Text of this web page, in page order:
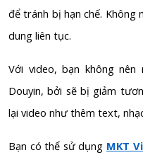
để tránh bị hạn chế. Không
dung liên tục.
Với video, bạn không
Douyin, bởi sẽ bị giảm
lại video như thêm text,
Bạn có thể sử dụng MKT